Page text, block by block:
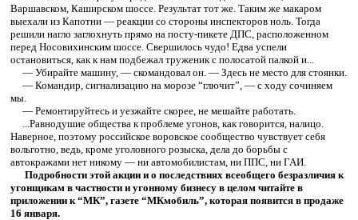
Варшавском, Каширском шоссе. Результат тот же. Таким же макаром
выехали из Капотни — реакции со стороны инспекторов ноль. Тогда
решили нагло заглохнуть прямо на посту-пикете ДПС, расположенном
перед Носовихинским шоссе. Свершилось чудо! Едва успели
остановиться, как к нам подбежал труженик с полосатой палкой и...
— Убирайте машину, — скомандовал он. — Здесь не место для стоянки.
— Командир, сигнализацию на морозе “глючит”, — с ходу сочиняем
мы.
— Ремонтируйтесь и уезжайте скорее, не мешайте работать.
...Равнодушие общества к проблеме угонов, как говорится, налицо.
Наверное, поэтому российское воровское сообщество чувствует себя
вольготно, ведь, кроме уголовного розыска, дела до борьбы с
автокражами нет никому — ни автомобилистам, ни ППС, ни ГАИ.
Подробности этой акции и о последствиях всеобщего безразличия к
угонщикам в частности и угонному бизнесу в целом читайте в
приложении к “МК”, газете “МКмобиль”, которая появится в продаже
16 января.